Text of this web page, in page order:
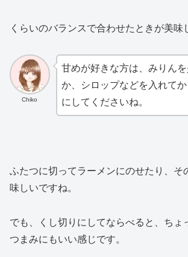
くらいのバランスで合わせたときが美味
Chiko
甘めが好きな方は、みりん
か、シロップなどを入れて
にしてくださいね。
ふたつに切ってラーメンにのせたり、そ
味しいですね。
でも、くし切りにしてならべると、ちょ
つまみにもいい感じです。